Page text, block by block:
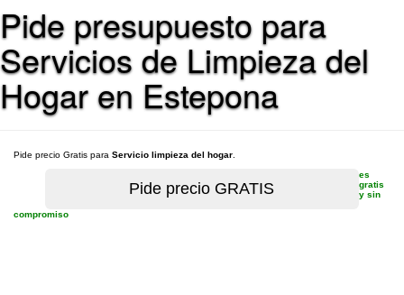
Pide presupuesto para
Servicios de Limpieza del
Hogar en Estepona
Pide precio Gratis para Servicio limpieza del hogar
es
gratis
y sin
compromiso